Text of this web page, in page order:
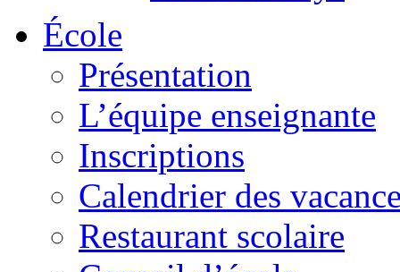
École
Présentation
L’équipe enseignante
Inscriptions
Calendrier des
Restaurant scolaire